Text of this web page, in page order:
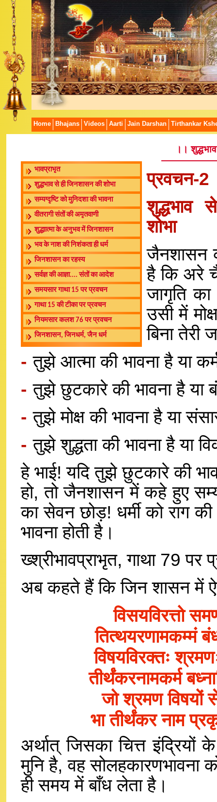
Home Bhajans Videos Aarti Jain Darshan Tirthankar
।।
भावप्राभृत
शुद्धभाव से ही जिनशासन की शोभा
सम्यग्दृष्टि को मुनिदशा की भावना
वीतरागी संतों की अमृतवाणी
शुद्धाात्मा के अनुभव में जिनशासन
भव के नाश की निशंकता ही धर्म
जिनशासन का रहस्य
सर्वज्ञ की आज्ञा.... संतों का आदेश
समयसार गाथा 15 पर प्रवचन
गाथा 15 की टीका पर प्रवचन
नियमसार कलश 76 पर प्रवचन
जिनशासन, जिनधर्म, जैन धर्म
प्रवचन-2
शुद्धभाव
शोभा
जैनशासन
है कि अरे
जागृति
उसी में
बिना तेरी
- तुझे आत्मा की भावना है या
- तुझे छुटकारे की भावना है या
- तुझे मोक्ष की भावना है या
- तुझे शुद्धता की भावना है या
हे भाई! यदि तुझे छुटकारे की
हो, तो जैनशासन में कहे हुए
का सेवन छोड़! धर्मी को राग
भावना होती है।
ख्श्रीभावप्राभृत, गाथा 79 पर
अब कहते हैं कि जिन शासन में
विसयविरत्तो
तित्थयरणामकम्मं
विषयविरक्तः
तीर्थंकरनामकर्म
जो श्रमण विषयों
भा तीर्थंकर नाम
अर्थात् जिसका चित्त
मुनि है, वह सोलहकारणभावना
ही समय में बाँध लेता है।